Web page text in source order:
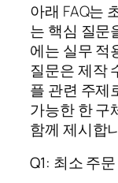
아래 FAQ는
는 핵심 질문
에는 실무 적
질문은 제작
플 관련 주제
가능한 한 구
함께 제시합
Q1: 최소 주